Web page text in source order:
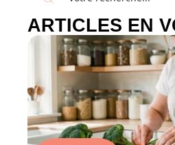
ARTICLES EN